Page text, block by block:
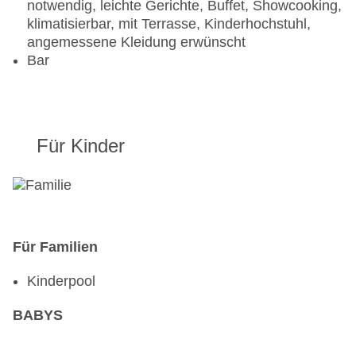
notwendig, leichte Gerichte, Buffet, Showcooking,
klimatisierbar, mit Terrasse, Kinderhochstuhl,
angemessene Kleidung erwünscht
Bar
Für Kinder
Für Familien
Kinderpool
BABYS